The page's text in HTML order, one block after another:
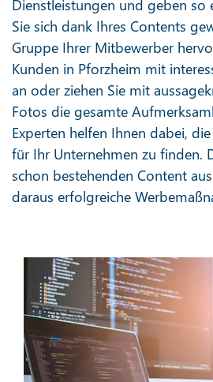
Dienstleistungen und geben so
Sie sich dank Ihres Contents
Gruppe Ihrer Mitbewerber
Kunden in Pforzheim mit
an oder ziehen Sie mit
Fotos die gesamte
Experten helfen Ihnen dabei,
für Ihr Unternehmen zu finden.
schon bestehenden Content
daraus erfolgreiche